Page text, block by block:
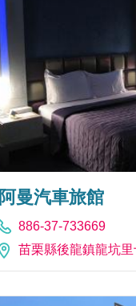
阿曼汽車旅館
886-37-733669
苗栗縣後龍鎮龍坑